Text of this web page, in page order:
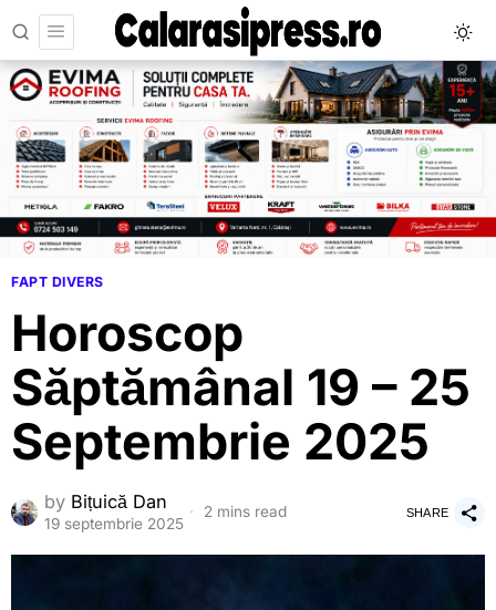
FAPT DIVERS
Horoscop
Săptămânal 19 – 25
Septembrie 2025
by Bițuică Dan
19 septembrie 2025
2 mins read SHARE